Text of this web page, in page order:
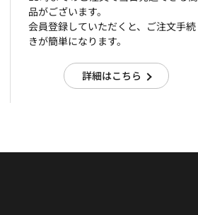
品がございます。
会員登録していただくと、ご注文手続
きが簡単になります。
詳細はこちら